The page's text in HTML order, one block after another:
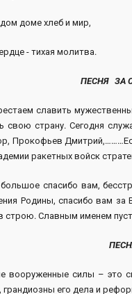
доме хлеб и мир,
- тихая молитва.
ПЕСНЯ ЗА
славить
свою страну. Сегодня
Прокофьев
ракетных войск
спасибо вам,
Родины, спасибо вам
строю. Славным именем
вооруженные силы – это
грандиозны его дела и